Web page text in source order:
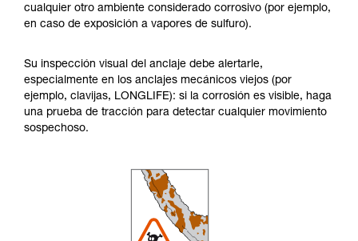
cualquier otro ambiente considerado corrosivo (por ejemplo,
en caso de exposición a vapores de sulfuro).
Su inspección visual del anclaje debe alertarle,
especialmente en los anclajes mecánicos viejos (por
ejemplo, clavijas, LONGLIFE): si la corrosión es visible, haga
una prueba de tracción para detectar cualquier movimiento
sospechoso.